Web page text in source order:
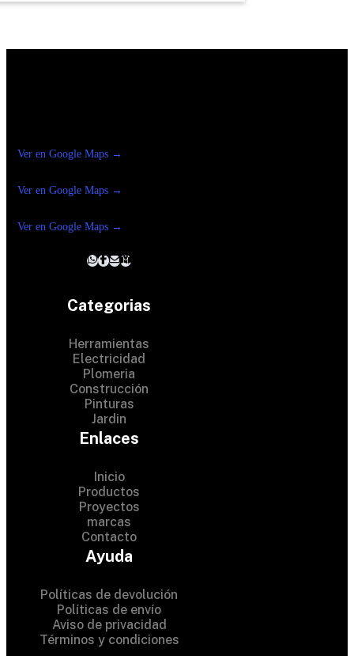
Ver en Google Maps →
Ver en Google Maps →
Ver en Google Maps →
Categorias
Herramientas
Electricidad
Plomeria
Construcción
Pinturas
Jardin
Enlaces
Inicio
Productos
Proyectos
marcas
Contacto
Ayuda
Políticas de devolución
Políticas de envío
Aviso de privacidad
Términos y condiciones